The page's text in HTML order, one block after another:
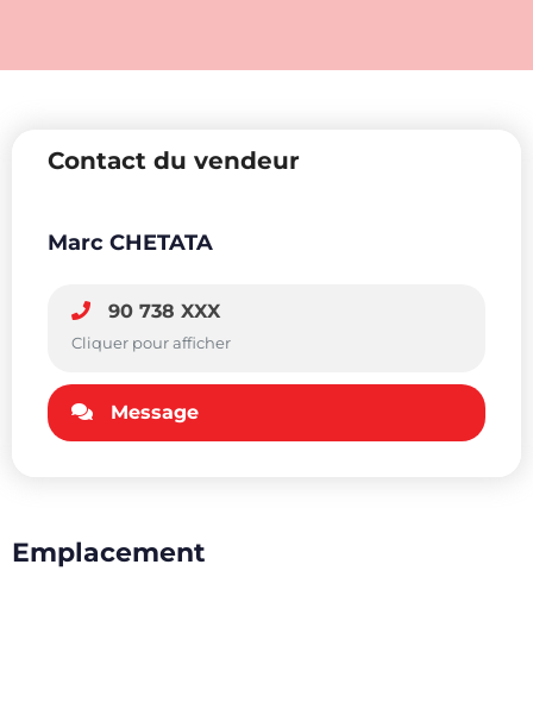
Contact du vendeur
Marc CHETATA
90 738 XXX
Cliquer pour afficher
Message
Emplacement